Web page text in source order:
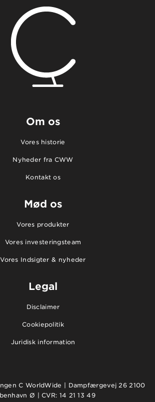
Om os
Vores historie
Nyheder fra CWW
Kontakt os
Mød os
Vores produkter
Vores investeringsteam
Vores Indsigter & nyheder
Legal
Disclaimer
Cookiepolitik
Juridisk information
C WorldWide | Dampfærgevej 26 2100
Ø | CVR: 14 21 13 49